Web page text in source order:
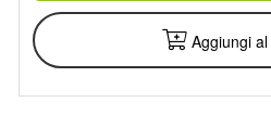
Aggiungi al